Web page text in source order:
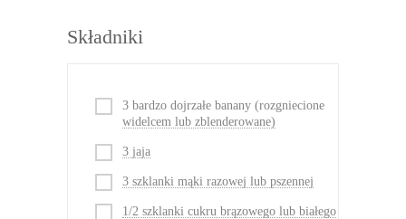
Składniki
3 bardzo dojrzałe banany (rozgniecione
widelcem lub zblenderowane)
3 jaja
3 szklanki mąki razowej lub pszennej
1/2 szklanki cukru brązowego lub białego